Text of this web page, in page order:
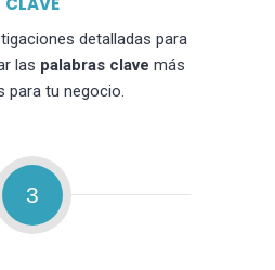
detalladas para
las palabras clave más
para tu negocio.
3